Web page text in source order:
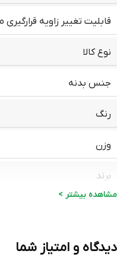
قابلیت تغییر زاویه قرارگیری
نوع کالا
جنس بدنه
رنگ
وزن
برند
مشاهده بیشتر >
دیدگاه و امتیاز شما